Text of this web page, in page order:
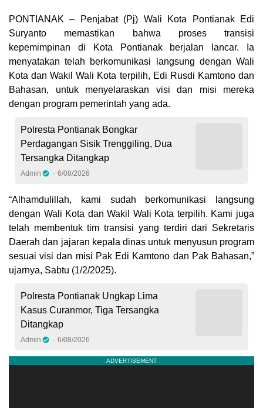
PONTIANAK – Penjabat (Pj) Wali Kota Pontianak Edi
Suryanto memastikan bahwa proses transisi
kepemimpinan di Kota Pontianak berjalan lancar. Ia
menyatakan telah berkomunikasi langsung dengan Wali
Kota dan Wakil Wali Kota terpilih, Edi Rusdi Kamtono dan
Bahasan, untuk menyelaraskan visi dan misi mereka
dengan program pemerintah yang ada.
Polresta Pontianak Bongkar
Perdagangan Sisik Trenggiling, Dua
Tersangka Ditangkap
Admin 6/08/2026
“Alhamdulillah, kami sudah berkomunikasi langsung
dengan Wali Kota dan Wakil Wali Kota terpilih. Kami juga
telah membentuk tim transisi yang terdiri dari Sekretaris
Daerah dan jajaran kepala dinas untuk menyusun program
sesuai visi dan misi Pak Edi Kamtono dan Pak Bahasan,”
ujarnya, Sabtu (1/2/2025).
Polresta Pontianak Ungkap Lima
Kasus Curanmor, Tiga Tersangka
Ditangkap
Admin 6/08/2026